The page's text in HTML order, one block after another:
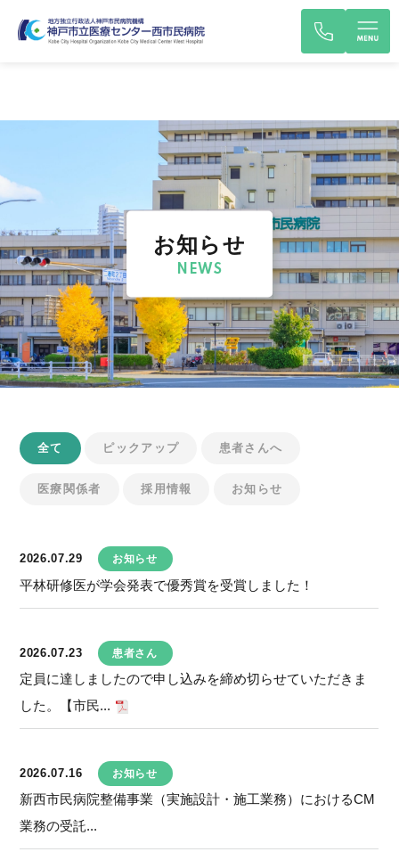
お知らせ
NEWS
全て ピックアップ 患者さんへ
医療関係者 採用情報 お知らせ
2026.07.29 お知らせ
平林研修医が学会発表で優秀賞を受賞しました！
2026.07.23 患者さん
定員に達しましたので申し込みを締め切らせていただきま
した。【市民...
2026.07.16 お知らせ
新西市民病院整備事業（実施設計・施工業務）におけるCM
業務の受託...